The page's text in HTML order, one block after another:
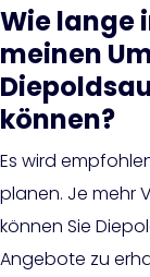
Wie lange
meinen
können?
Es wird
planen. Je mehr
können Sie
Angebote zu